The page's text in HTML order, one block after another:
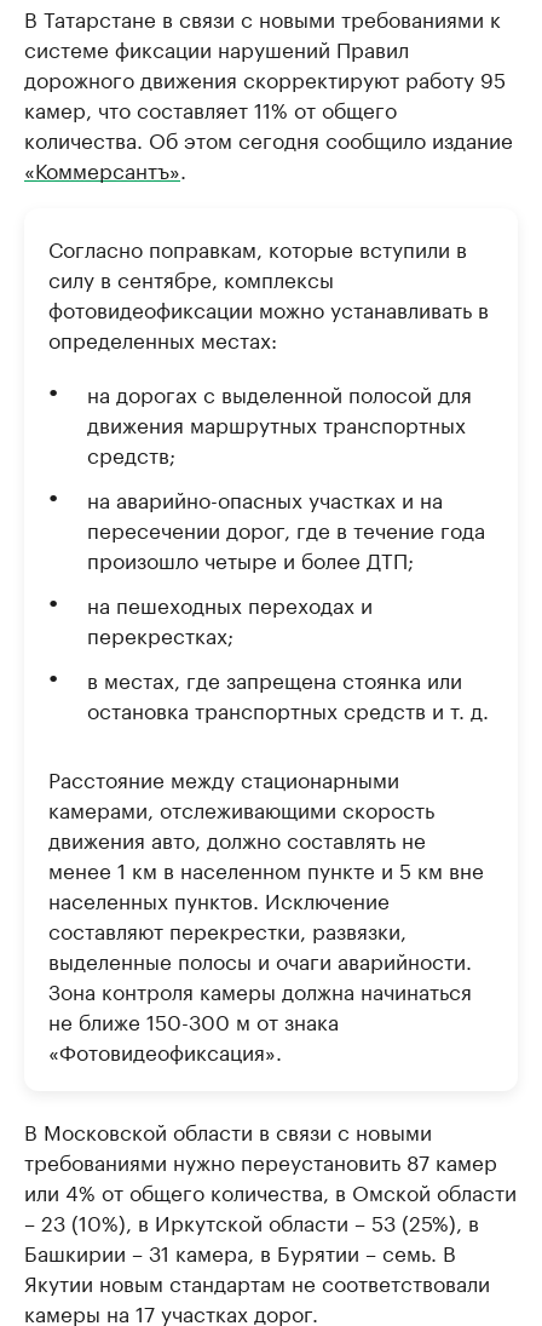
В Татарстане в связи с новыми требованиями к
системе фиксации нарушений Правил
дорожного движения скорректируют работу 95
камер, что составляет 11% от общего
количества. Об этом сегодня сообщило издание
«Коммерсантъ».
Согласно поправкам, которые вступили в
силу в сентябре, комплексы
фотовидеофиксации можно устанавливать в
определенных местах:
на дорогах с выделенной полосой для
движения маршрутных транспортных
средств;
на аварийно-опасных участках и на
пересечении дорог, где в течение года
произошло четыре и более ДТП;
на пешеходных переходах и
перекрестках;
в местах, где запрещена стоянка или
остановка транспортных средств и т. д.
Расстояние между стационарными
камерами, отслеживающими скорость
движения авто, должно составлять не
менее 1 км в населенном пункте и 5 км вне
населенных пунктов. Исключение
составляют перекрестки, развязки,
выделенные полосы и очаги аварийности.
Зона контроля камеры должна начинаться
не ближе 150-300 м от знака
«Фотовидеофиксация».
В Московской области в связи с новыми
требованиями нужно переустановить 87 камер
или 4% от общего количества, в Омской области
– 23 (10%), в Иркутской области – 53 (25%), в
Башкирии – 31 камера, в Бурятии – семь. В
Якутии новым стандартам не соответствовали
камеры на 17 участках дорог.